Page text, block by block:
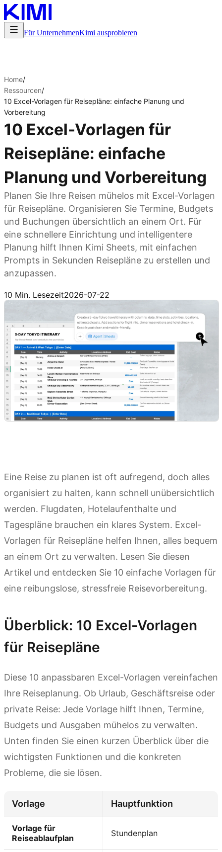
Für UnternehmenKimi ausprobieren
Home/
Ressourcen/
10 Excel-Vorlagen für Reisepläne: einfache Planung und
Vorbereitung
10 Excel-Vorlagen für
Reisepläne: einfache
Planung und Vorbereitung
Planen Sie Ihre Reisen mühelos mit Excel-Vorlagen
für Reisepläne. Organisieren Sie Termine, Budgets
und Buchungen übersichtlich an einem Ort. Für
eine schnellere Einrichtung und intelligentere
Planung hilft Ihnen Kimi Sheets, mit einfachen
Prompts in Sekunden Reisepläne zu erstellen und
anzupassen.
10 Min. Lesezeit2026-07-22
Eine Reise zu planen ist oft aufregend, doch alles
organisiert zu halten, kann schnell unübersichtlich
werden. Flugdaten, Hotelaufenthalte und
Tagespläne brauchen ein klares System. Excel-
Vorlagen für Reisepläne helfen Ihnen, alles bequem
an einem Ort zu verwalten. Lesen Sie diesen
Artikel und entdecken Sie 10 einfache Vorlagen für
eine reibungslose, stressfreie Reisevorbereitung.
Überblick: 10 Excel-Vorlagen
für Reisepläne
Diese 10 anpassbaren Excel-Vorlagen vereinfachen
Ihre Reiseplanung. Ob Urlaub, Geschäftsreise oder
private Reise: Jede Vorlage hilft Ihnen, Termine,
Budgets und Ausgaben mühelos zu verwalten.
Unten finden Sie einen kurzen Überblick über die
wichtigsten Funktionen und die konkreten
Probleme, die sie lösen.
Vorlage Hauptfunktion
Vorlage für
Reiseablaufplan
Stundenplan